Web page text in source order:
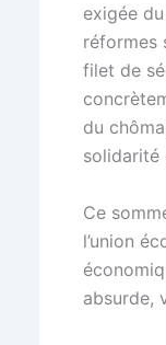
exigée
réformes
filet de
du
solidarité
Ce
l’union
absurde,